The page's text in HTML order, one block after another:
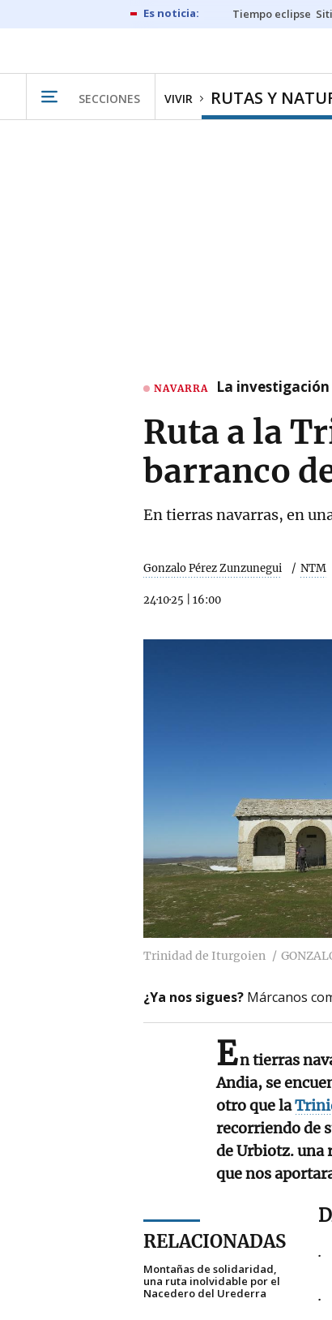
Tiempo eclipse
SECCIONES VIVIR RUTAS Y
NAVARRA La investigación
Ruta a la
barranco
En tierras navarras, en
Gonzalo Pérez Zunzunegui NTM
24·10·25 16:00
Trinidad de Iturgoien
¿Ya nos sigues? Márcanos
En tierras
Andia, se
otro que la
recorriendo de
de Urbiotz. una
que nos
RELACIONADAS
Montañas de solidaridad,
una ruta inolvidable por el
Nacedero del Urederra
·
·